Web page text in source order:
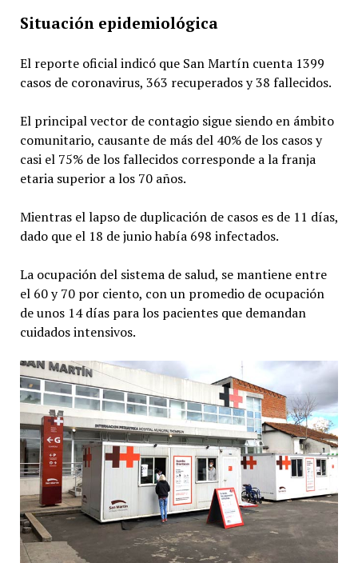
Situación epidemiológica
El reporte oficial indicó que San Martín cuenta 1399
casos de coronavirus, 363 recuperados y 38 fallecidos.
El principal vector de contagio sigue siendo en ámbito
comunitario, causante de más del 40% de los casos y
casi el 75% de los fallecidos corresponde a la franja
etaria superior a los 70 años.
Mientras el lapso de duplicación de casos es de 11 días,
dado que el 18 de junio había 698 infectados.
La ocupación del sistema de salud, se mantiene entre
el 60 y 70 por ciento, con un promedio de ocupación
de unos 14 días para los pacientes que demandan
cuidados intensivos.